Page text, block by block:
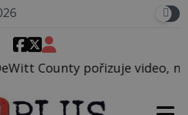
na kterém před jeho